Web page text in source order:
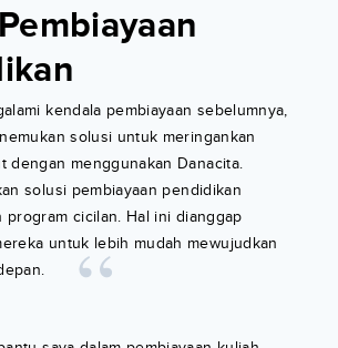
kendala pembiayaan sebelumnya,
solusi untuk meringankan
dengan menggunakan Danacita.
solusi pembiayaan pendidikan
program cicilan. Hal ini dianggap
untuk lebih mudah mewujudkan